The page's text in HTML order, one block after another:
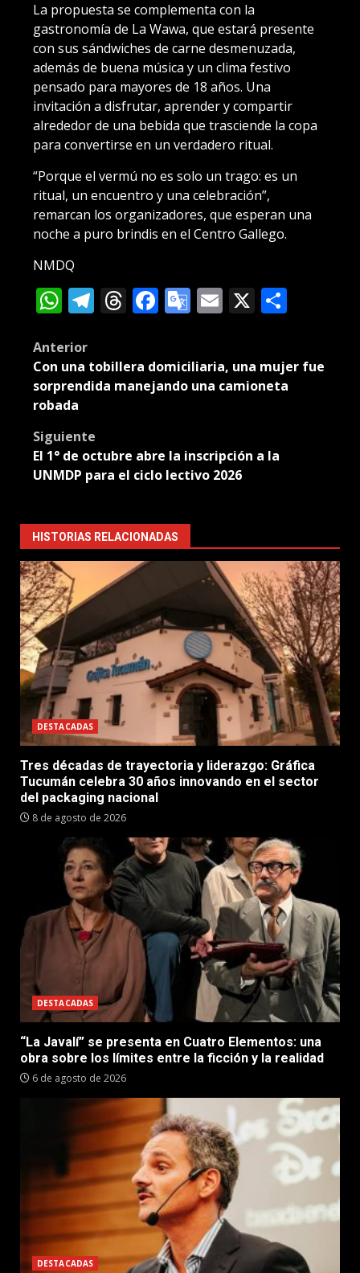
La propuesta se complementa con la
gastronomía de La Wawa, que estará presente
con sus sándwiches de carne desmenuzada,
además de buena música y un clima festivo
pensado para mayores de 18 años. Una
invitación a disfrutar, aprender y compartir
alrededor de una bebida que trasciende la copa
para convertirse en un verdadero ritual.
“Porque el vermú no es solo un trago: es un
ritual, un encuentro y una celebración”,
remarcan los organizadores, que esperan una
noche a puro brindis en el Centro Gallego.
NMDQ
WhatsApp
Telegram
Threads
Facebook
Google
Email
X
Post
navigation
Anterior
Con una tobillera domiciliaria, una mujer fue
sorprendida manejando una camioneta
robada
Siguiente
El 1° de octubre abre la inscripción a la
UNMDP para el ciclo lectivo 2026
HISTORIAS RELACIONADAS
DESTACADAS
Tres décadas de trayectoria y liderazgo: Gráfica
Tucumán celebra 30 años innovando en el sector
del packaging nacional
8 de agosto de 2026
DESTACADAS
“La Javalí” se presenta en Cuatro Elementos: una
obra sobre los límites entre la ficción y la realidad
6 de agosto de 2026
DESTACADAS